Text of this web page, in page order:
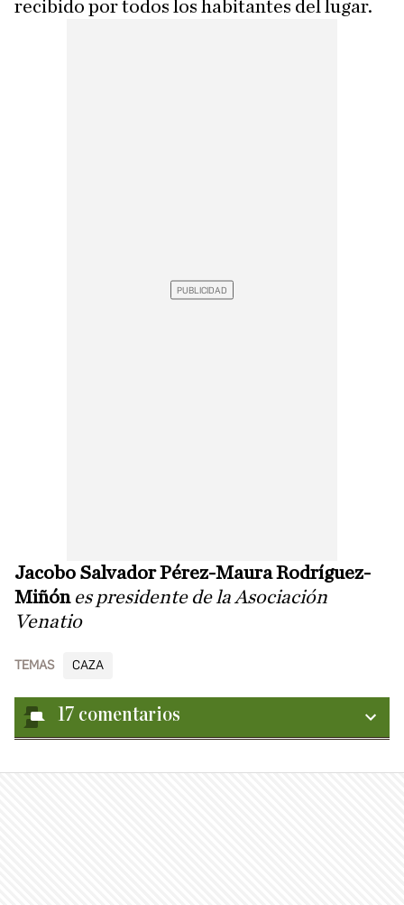
recibido por todos los habitantes del lugar.
Jacobo Salvador Pérez-Maura Rodríguez-
Miñón es presidente de la Asociación
Venatio
TEMAS CAZA
17 comentarios